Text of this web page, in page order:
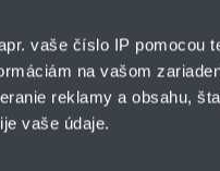
vaše číslo IP pomocou
na vašom
reklamy a obsahu,
vaše údaje.
HENNLICH s.r.o.
Košťany nad Turcom